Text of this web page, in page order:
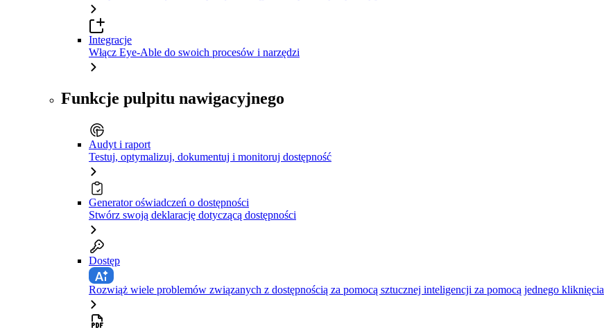
Integracje
Włącz Eye-Able do swoich procesów i narzędzi
Funkcje pulpitu nawigacyjnego
Audyt i raport
Testuj, optymalizuj, dokumentuj i monitoruj dostępność
Generator oświadczeń o dostępności
Stwórz swoją deklarację dotyczącą dostępności
Dostęp
Rozwiąż wiele problemów związanych z dostępnością za pomocą sztucznej inteligencji za pomocą jednego kliknięcia